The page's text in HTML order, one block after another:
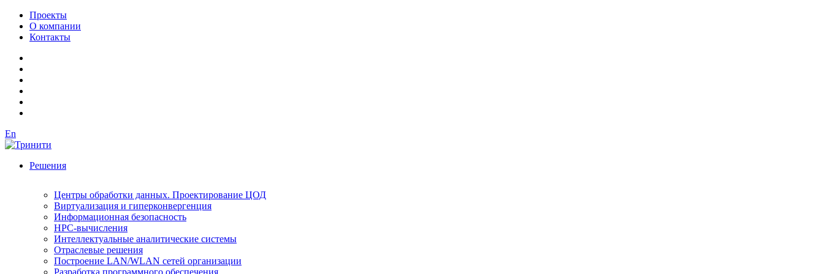
Проекты
О компании
Контакты
En
Решения
Центры обработки данных. Проектирование ЦОД
Виртуализация и гиперконвергенция
Информационная безопасность
HPC-вычисления
Интеллектуальные аналитические системы
Отраслевые решения
Построение LAN/WLAN сетей организации
Разработка программного обеспечения